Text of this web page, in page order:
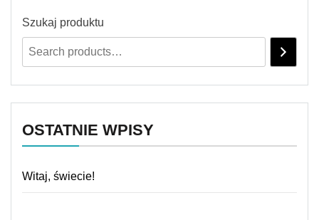
Szukaj produktu
OSTATNIE WPISY
Witaj, świecie!